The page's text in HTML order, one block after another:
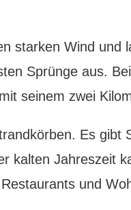
starken Wind und
Sprünge aus.
seinem zwei
Es gibt
kalten Jahreszeit
und